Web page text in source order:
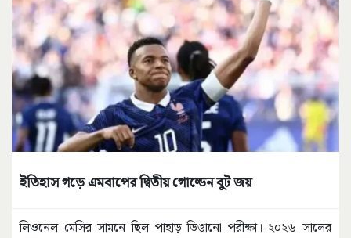
ইতিহাস গড়ে এমবাপের দ্বিতীয় গোল্ডেন বুট জয়
লিওনেল মেসির সামনে ছিল পাহাড় ডিঙানো পরীক্ষা। ২০২৬ সালের